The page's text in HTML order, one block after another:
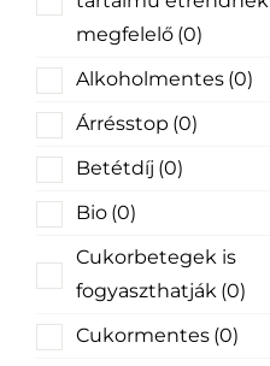
megfelelő (0)
Alkoholmentes (0)
Árrésstop (0)
Betétdíj (0)
Bio (0)
Cukorbetegek is
fogyaszthatják (0)
Cukormentes (0)